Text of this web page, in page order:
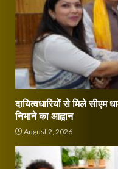
दायित्वधारियों से मिले सीएम
निभाने का आह्वान
August 2, 2026